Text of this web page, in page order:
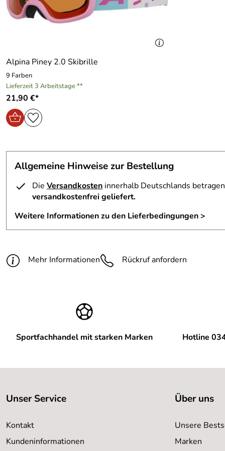
Alpina Piney 2.0 Skibrille
9 Farben
Lieferzeit 3 Arbeitstage **
21,90 €*
Allgemeine Hinweise zur Bestellung
Die Versandkosten innerhalb Deutschlands
versandkostenfrei geliefert.
Weitere Informationen zu den Lieferbedingungen >
Mehr Informationen Rückruf anfordern
Sportfachhandel mit starken Marken
Hotline
Unser Service
Kontakt
Kundeninformationen
Über uns
Unsere
Marken